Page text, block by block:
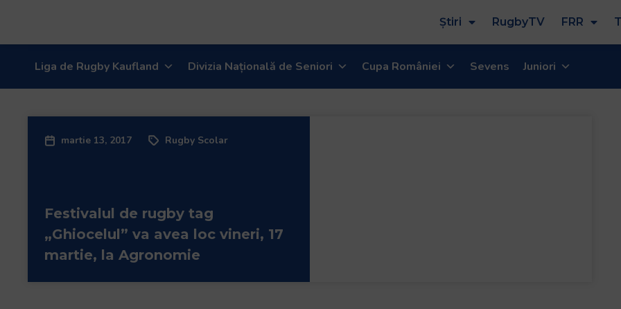
All
Accessibility
Accessibility
Știri RugbyTV FRR
Liga de Rugby Kaufland Divizia Națională de Seniori Cupa României Sevens Juniori
martie 13, 2017 Rugby Scolar
Festivalul de rugby tag
„Ghiocelul” va avea loc vineri, 17
martie, la Agronomie